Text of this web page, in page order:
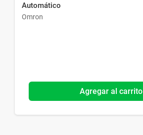
Automático
Omron
Agregar al carrito